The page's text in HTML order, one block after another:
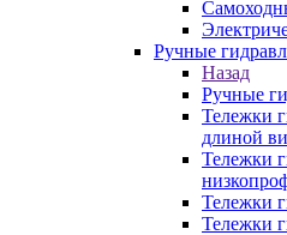
Ручные
Назад
Ручные
Тележки
длиной
Тележки
Тележки
Тележки